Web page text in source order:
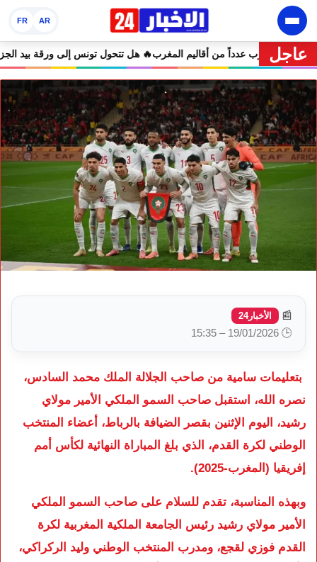
AR
FR
عاجل
إلى 47 درجة تضرب عدداً من أقاليم المغرب 🔥 هل تتحول
📰 الأخبار24
🕒 19/01/2026 – 15:35
بتعليمات سامية من صاحب الجلالة الملك محمد السادس،
نصره الله، استقبل صاحب السمو الملكي الأمير مولاي
رشيد، اليوم الإثنين بقصر الضيافة بالرباط، أعضاء المنتخب
الوطني لكرة القدم، الذي بلغ المباراة النهائية لكأس أمم
إفريقيا (المغرب-2025).
وبهذه المناسبة، تقدم للسلام على صاحب السمو الملكي
الأمير مولاي رشيد رئيس الجامعة الملكية المغربية لكرة
القدم فوزي لقجع، ومدرب المنتخب الوطني وليد الركراكي،